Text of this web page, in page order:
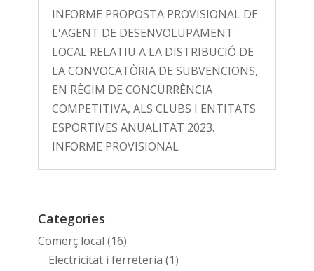
INFORME PROPOSTA PROVISIONAL DE
L'AGENT DE DESENVOLUPAMENT
LOCAL RELATIU A LA DISTRIBUCIÓ DE
LA CONVOCATÒRIA DE SUBVENCIONS,
EN RÈGIM DE CONCURRÈNCIA
COMPETITIVA, ALS CLUBS I ENTITATS
ESPORTIVES ANUALITAT 2023.
INFORME PROVISIONAL
Categories
Comerç local (16)
Electricitat i ferreteria (1)